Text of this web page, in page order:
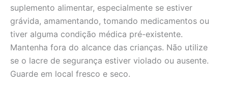
suplemento alimentar, especialmente se estiver
grávida, amamentando, tomando medicamentos ou
tiver alguma condição médica pré-existente.
Mantenha fora do alcance das crianças. Não utilize
se o lacre de segurança estiver violado ou ausente.
Guarde em local fresco e seco.